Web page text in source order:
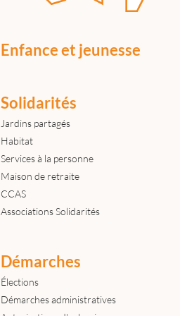
Enfance et jeunesse
Solidarités
Jardins partagés
Habitat
Services à la personne
Maison de retraite
CCAS
Associations Solidarités
Démarches
Élections
Démarches administratives